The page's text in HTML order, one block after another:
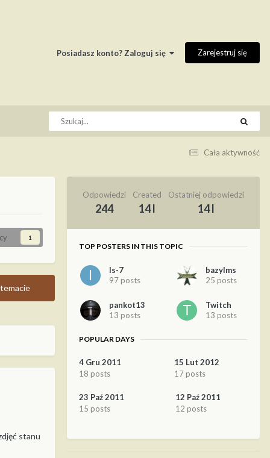
Posiadasz konto? Zaloguj się Zarejestruj się
Cała aktywność
1
stanu
Odpowiedzi
244
Created
14 l
Ostatniej odpowiedzi
14 l
TOP POSTERS IN THIS TOPIC
Is-7
97 posts
bazylms
25 posts
pankot13
13 posts
Twitch
13 posts
POPULAR DAYS
4 Gru 2011
18 posts
15 Lut 2012
17 posts
23 Paź 2011
15 posts
12 Paź 2011
12 posts